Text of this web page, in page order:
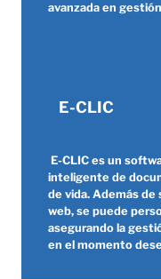
avanzada en
E-CLIC
E-CLIC es un
inteligente de
de vida. Además
web, se puede
asegurando la
en el momento